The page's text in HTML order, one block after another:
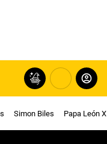
Simon Biles Papa León